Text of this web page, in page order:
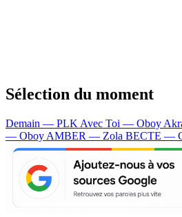
Sélection du moment
Demain — PLK Avec Toi — Oboy
— Oboy AMBER — Zola BECTE —